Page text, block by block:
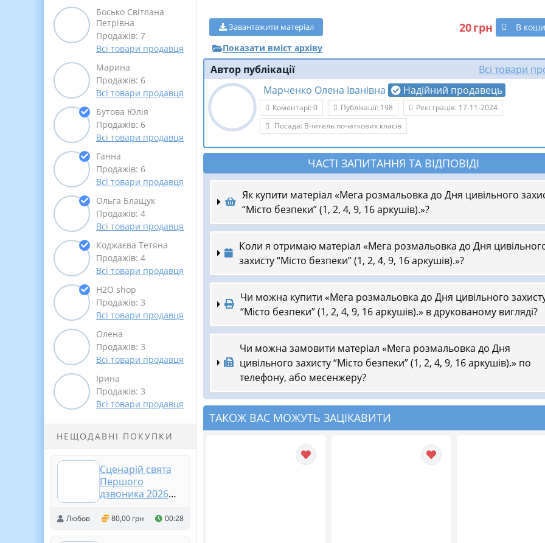
Босько Світлана
Петрівна
Продажів: 7
Всі товари продавця
Марина
Продажів: 6
Всі товари продавця
Бутова Юлія
Продажів: 6
Всі товари продавця
Ганна
Продажів: 6
Всі товари продавця
Ольга Блащук
Продажів: 4
Всі товари продавця
Коджаєва Тетяна
Продажів: 4
Всі товари продавця
Н2О shop
Продажів: 3
Всі товари продавця
Олена
Продажів: 3
Всі товари продавця
Ірина
Продажів: 3
Всі товари продавця
НЕЩОДАВНІ ПОКУПКИ
Сценарій свята
Першого
дзвоника 2026
«Ми на світлій
хвилі. Пароль до
шкільної мережі»
Любов 80,00 грн 00:28
20грн В
Завантажити матеріал
Показати вміст архіву
Автор публікації
Всі товари
Марченко Олена Іванівна
Надійний продавець
Коментарі: 0 Публікації: 198
Реєстрація: 17-11-2024
Посада: Вчитель початкових класів
ЧАСТІ ЗАПИТАННЯ ТА ВІДПОВІДІ
Як купити матеріал «Мега розмальовка до Дня цивільного
“Місто безпеки” (1, 2, 4, 9, 16 аркушів).»?
Коли я отримаю матеріал «Мега розмальовка до Дня
захисту “Місто безпеки” (1, 2, 4, 9, 16 аркушів).»?
Чи можна купити «Мега розмальовка до Дня цивільного
“Місто безпеки” (1, 2, 4, 9, 16 аркушів).» в друкованому вигляді?
Чи можна замовити матеріал «Мега розмальовка до Дня
цивільного захисту “Місто безпеки” (1, 2, 4, 9, 16 аркушів).» по
телефону, або месенжеру?
ТАКОЖ ВАС МОЖУТЬ ЗАЦІКАВИТИ